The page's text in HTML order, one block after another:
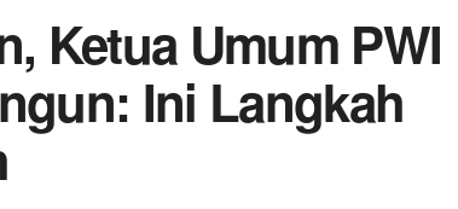
Ketua Umum PWI
Ini Langkah